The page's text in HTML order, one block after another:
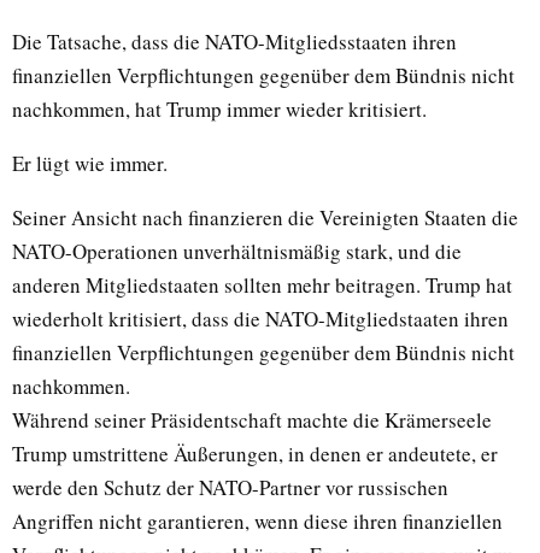
Die Tatsache, dass die NATO-Mitgliedsstaaten ihren
finanziellen Verpflichtungen gegenüber dem Bündnis nicht
nachkommen, hat Trump immer wieder kritisiert.
Er lügt wie immer.
Seiner Ansicht nach finanzieren die Vereinigten Staaten die
NATO-Operationen unverhältnismäßig stark, und die
anderen Mitgliedstaaten sollten mehr beitragen. Trump hat
wiederholt kritisiert, dass die NATO-Mitgliedstaaten ihren
finanziellen Verpflichtungen gegenüber dem Bündnis nicht
nachkommen.
Während seiner Präsidentschaft machte die Krämerseele
Trump umstrittene Äußerungen, in denen er andeutete, er
werde den Schutz der NATO-Partner vor russischen
Angriffen nicht garantieren, wenn diese ihren finanziellen